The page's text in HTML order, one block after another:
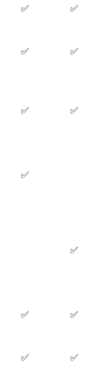
✅ ✅
✅ ✅
✅ ✅
✅
✅
✅ ✅
✅ ✅